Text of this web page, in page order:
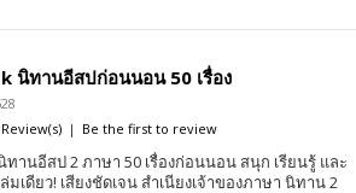
นิทานอีสปก่อนนอน 50 เรื่อง
| Be the first to review
ทานอีสป 2 ภาษา 50 เรื่องก่อนนอน สนุก เรียนรู้ และ
มเดียว! เสียงชัดเจน สำเนียงเจ้าของภาษา นิทาน 2